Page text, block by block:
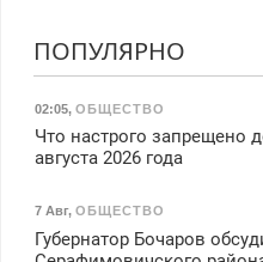
ПОПУЛЯРНО
02:05, ОБЩЕСТВО
Что настрого запрещено
августа 2026 года
7 Авг, ОБЩЕСТВО
Губернатор Бочаров